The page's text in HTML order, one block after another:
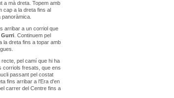
a mà dreta. Topem amb
cap a la dreta fins al
arribar a un corriol que
Gurri . Continuem pel
la dreta fins a topar amb
recte, pel camí que hi ha
corriols fresats, que ens
passant pel costat
fins arribar a l'Era d'en
carrer del Centre fins a